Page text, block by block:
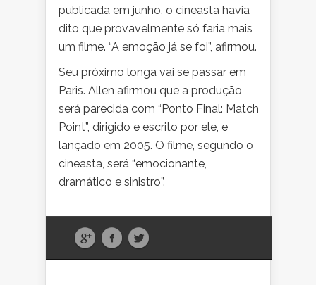
publicada em junho, o cineasta havia
dito que provavelmente só faria mais
um filme. “A emoção já se foi”, afirmou.
Seu próximo longa vai se passar em
Paris. Allen afirmou que a produção
será parecida com “Ponto Final: Match
Point”, dirigido e escrito por ele, e
lançado em 2005. O filme, segundo o
cineasta, será “emocionante,
dramático e sinistro”.